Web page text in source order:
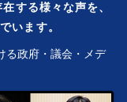
する様々な声を、
います。
る政府・議会・メデ